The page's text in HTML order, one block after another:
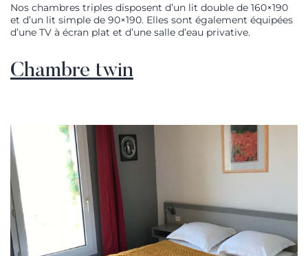
Nos chambres triples disposent d’un lit double de 160×190
et d’un lit simple de 90×190. Elles sont également équipées
d’une TV à écran plat et d’une salle d’eau privative.
Chambre twin